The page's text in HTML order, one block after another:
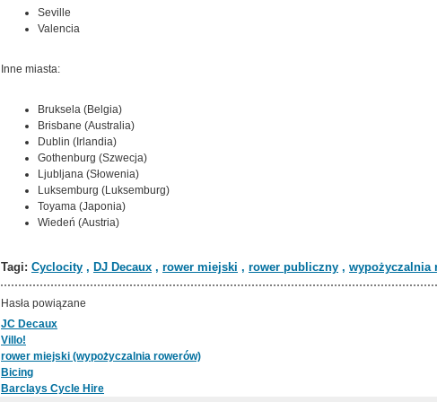
Seville
Valencia
Inne miasta:
Bruksela (Belgia)
Brisbane (Australia)
Dublin (Irlandia)
Gothenburg (Szwecja)
Ljubljana (Słowenia)
Luksemburg (Luksemburg)
Toyama (Japonia)
Wiedeń (Austria)
Tagi: Cyclocity , DJ Decaux , rower miejski , rower publiczny , wypożyczalnia
Hasła powiązane
JC Decaux
Villo!
rower miejski (wypożyczalnia rowerów)
Bicing
Barclays Cycle Hire